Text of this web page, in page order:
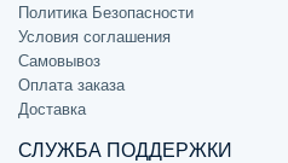
Политика Безопасности
Условия соглашения
Самовывоз
Оплата заказа
Доставка
СЛУЖБА ПОДДЕРЖКИ